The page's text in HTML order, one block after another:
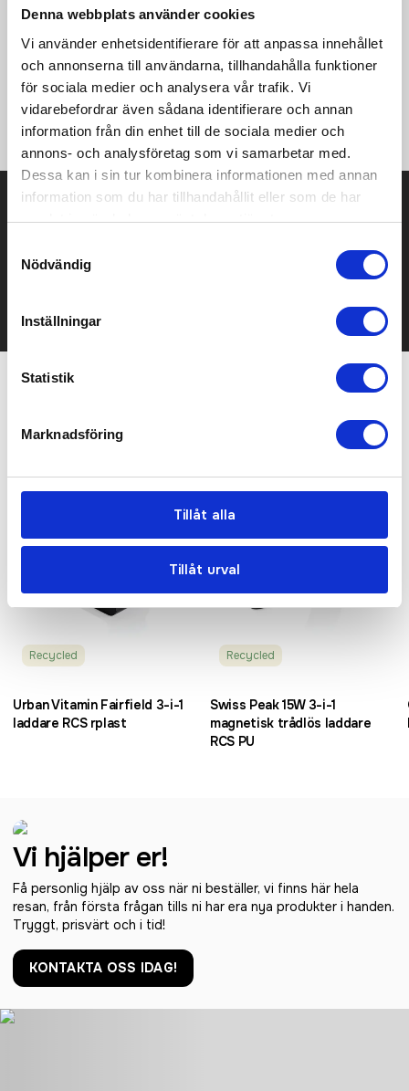
Denna webbplats använder cookies
Vi använder enhetsidentifierare för att anpassa innehållet
och annonserna till användarna, tillhandahålla funktioner
för sociala medier och analysera vår trafik. Vi
vidarebefordrar även sådana identifierare och annan
information från din enhet till de sociala medier och
annons- och analysföretag som vi samarbetar med.
Dessa kan i sin tur kombinera informationen med annan
information som du har tillhandahållit eller som de har
samlat in när du har använt deras tjänster.
Nödvändig
Inställningar
Statistik
Marknadsföring
Tillåt alla
Tillåt urval
ultimata allt-i-ett-lösnings för laddning. Dina enheter är i
överspänning och överström. Denna väggadapter är utrustad
med GaN (Gallium Nitride) teknologi, vilket inte bara gör den
mindre och mer portabel, utan ökar också dess effektivitet.
För en snabb laddning kan du ladda din enhet upp till 50% på
bara 30 minuter
Prisuppgift på mailen?
Det går också utmärkt att bara ställa frågor!
Recycled
Urban Vitamin Fairfield 3-i-1
laddare RCS rplast
Recycled
Swiss Peak 15W 3-i-1
magnetisk trådlös laddare
RCS PU
Vi hjälper er!
Få personlig hjälp av oss när ni beställer, vi finns här hela
resan, från första frågan tills ni har era nya produkter i handen.
Tryggt, prisvärt och i tid!
KONTAKTA OSS IDAG!